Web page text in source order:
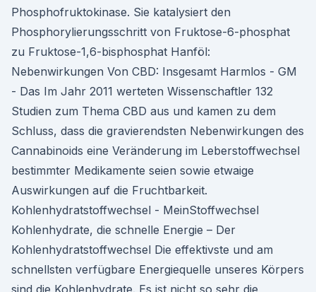
Phosphofruktokinase. Sie katalysiert den
Phosphorylierungsschritt von Fruktose-6-phosphat
zu Fruktose-1,6-bisphosphat Hanföl:
Nebenwirkungen Von CBD: Insgesamt Harmlos - GM
- Das Im Jahr 2011 werteten Wissenschaftler 132
Studien zum Thema CBD aus und kamen zu dem
Schluss, dass die gravierendsten Nebenwirkungen des
Cannabinoids eine Veränderung im Leberstoffwechsel
bestimmter Medikamente seien sowie etwaige
Auswirkungen auf die Fruchtbarkeit.
Kohlenhydratstoffwechsel - MeinStoffwechsel
Kohlenhydrate, die schnelle Energie – Der
Kohlenhydratstoffwechsel Die effektivste und am
schnellsten verfügbare Energiequelle unseres Körpers
sind die Kohlenhydrate. Es ist nicht so sehr die